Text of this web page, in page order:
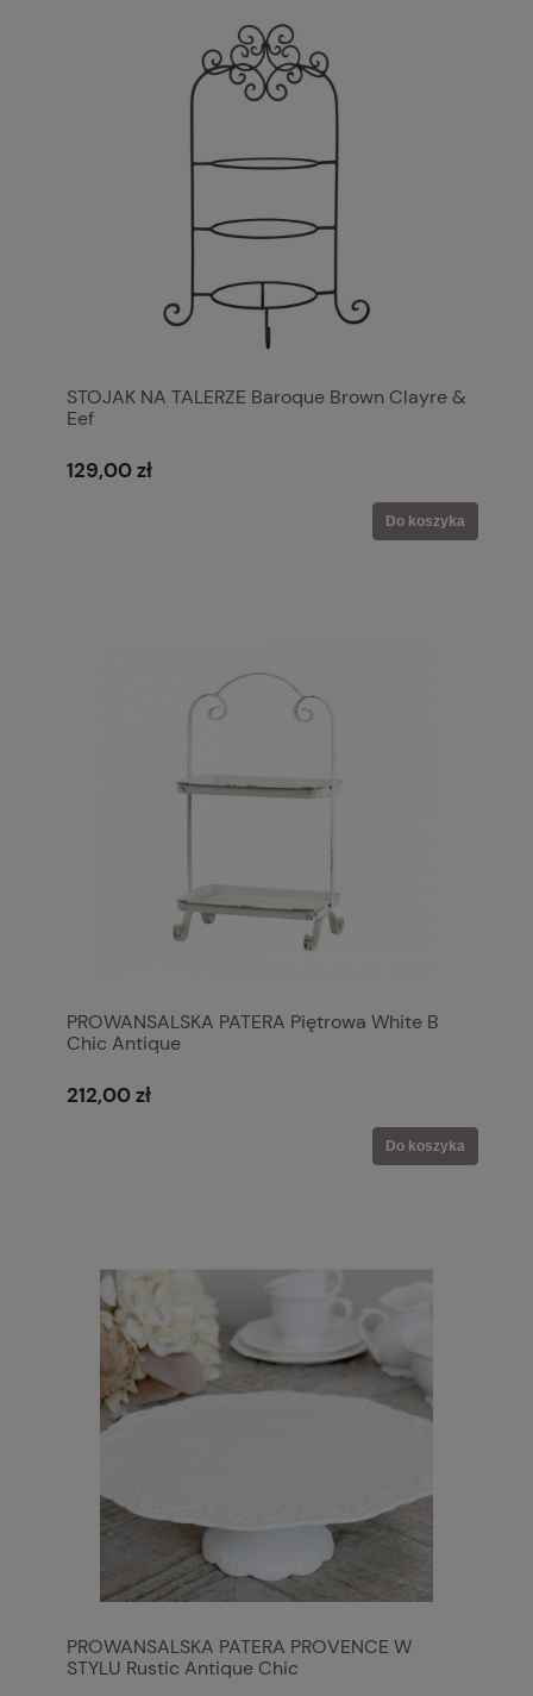
STOJAK NA TALERZE Baroque Brown Clayre &
Eef
129,00 zł
Do koszyka
PROWANSALSKA PATERA Piętrowa White B
Chic Antique
212,00 zł
Do koszyka
PROWANSALSKA PATERA PROVENCE W
STYLU Rustic Antique Chic
Nasza średnia ocena to 5.0!